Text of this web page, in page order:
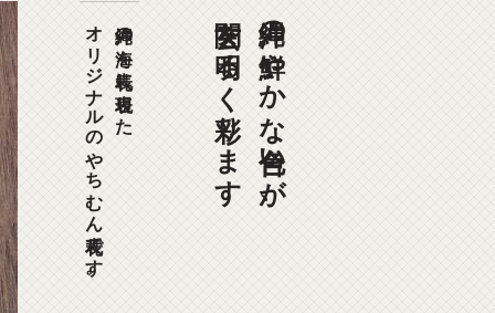
沖縄の鮮やかな色合いが、
玄関を明るく彩ります
沖縄の海を表札に表現した
オリジナルのやちむん表札です。